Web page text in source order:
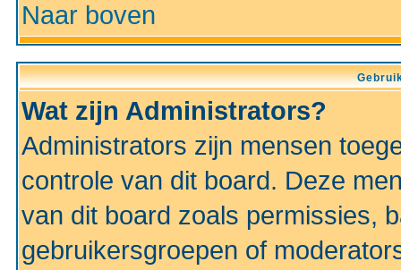
Naar boven
Wat zijn Administrators?
Administrators zijn mensen
controle van dit board. Deze
van dit board zoals permissies,
gebruikersgroepen of